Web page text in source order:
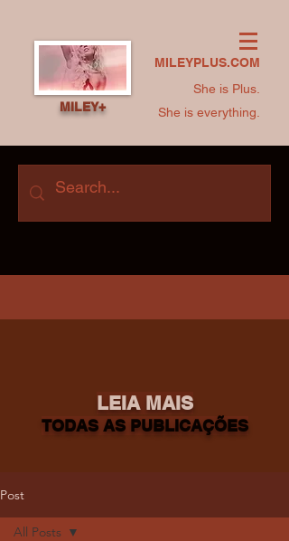
MILEYPLUS.COM
She is Plus.
She is everything.
MILEY+
LEIA MAIS
TODAS AS PUBLICAÇÕES
Post
All Posts